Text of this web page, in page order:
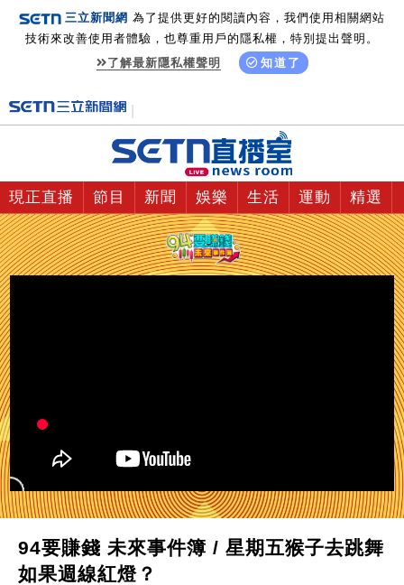
三立新聞網 為了提供更好的閱讀內容，我們使用相關網站
技術來改善使用者體驗，也尊重用戶的隱私權，特別提出聲明。
了解最新隱私權聲明
知道了
現正直播 節目 新聞 娛樂 生活 運動 精選
94要賺錢 未來事件簿 / 星期五猴子去跳舞
如果週線紅燈？